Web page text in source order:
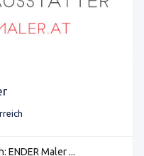
ENDER Maler ...